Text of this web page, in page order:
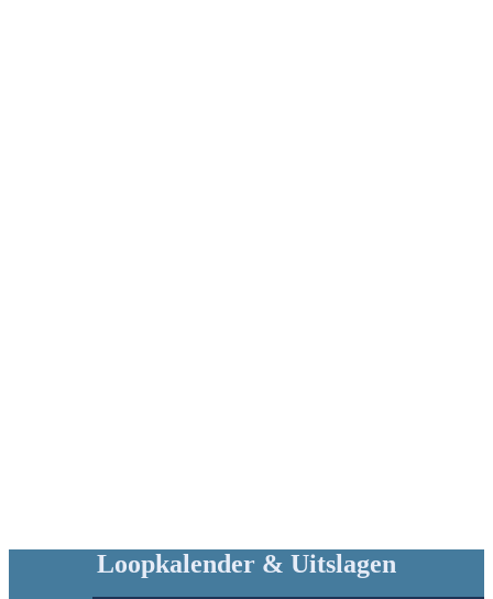
Loopkalender & Uitslagen